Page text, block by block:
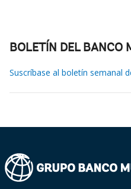
BOLETÍN DEL BANCO
Suscríbase al boletín semanal